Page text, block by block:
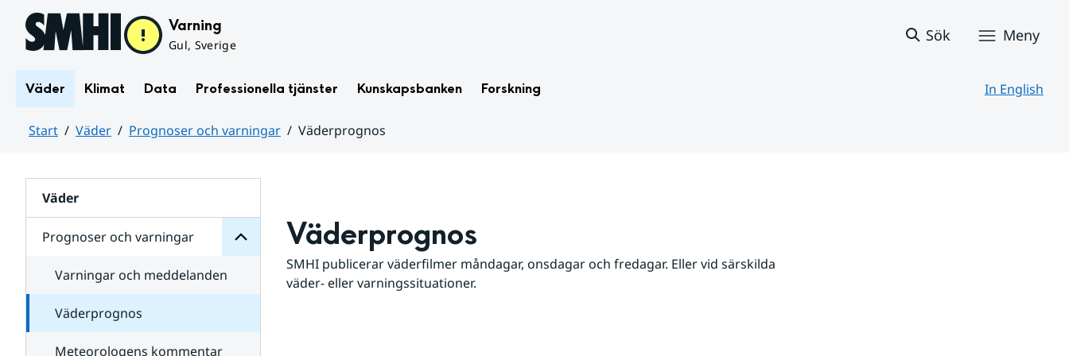
Hoppa till sidans innehåll Varning
Gul, Sverige
Sök Meny
Väder Klimat Data Professionella tjänster Kunskapsbanken Forskning In English
Start Väder Prognoser och varningar
Väderprognos
Väder
Prognoser och varningar
för
varningar
Varningar och meddelanden
Väderprognos
Meteorologens kommentar
Väderprognos
SMHI publicerar väderfilmer måndagar, onsdagar och fredagar. Eller vid särskilda
väder- eller varningssituationer.